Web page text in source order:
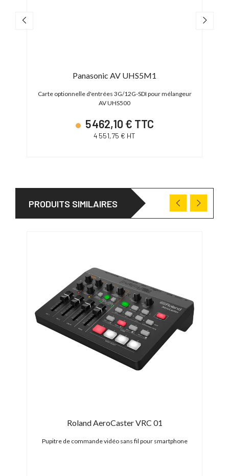
Panasonic AV UHS5M1
Carte optionnelle d'entrées 3G/12G-SDI pour mélangeur
AV UHS500
5 462,10 € TTC
4 551,75 € HT
PRODUITS SIMILAIRES
Roland AeroCaster VRC 01
Pupitre de commande vidéo sans fil pour smartphone